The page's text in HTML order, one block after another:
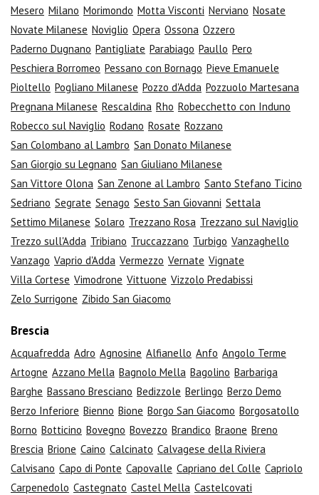
Mesero Milano Morimondo Motta Visconti Nerviano Nosate
Novate Milanese Noviglio Opera Ossona Ozzero
Paderno Dugnano Pantigliate Parabiago Paullo Pero
Peschiera Borromeo Pessano con Bornago Pieve Emanuele
Pioltello Pogliano Milanese Pozzo d'Adda Pozzuolo Martesana
Pregnana Milanese Rescaldina Rho Robecchetto con Induno
Robecco sul Naviglio Rodano Rosate Rozzano
San Colombano al Lambro San Donato Milanese
San Giorgio su Legnano San Giuliano Milanese
San Vittore Olona San Zenone al Lambro Santo Stefano Ticino
Sedriano Segrate Senago Sesto San Giovanni Settala
Settimo Milanese Solaro Trezzano Rosa Trezzano sul Naviglio
Trezzo sull'Adda Tribiano Truccazzano Turbigo Vanzaghello
Vanzago Vaprio d'Adda Vermezzo Vernate Vignate
Villa Cortese Vimodrone Vittuone Vizzolo Predabissi
Zelo Surrigone Zibido San Giacomo
Brescia
Acquafredda Adro Agnosine Alfianello Anfo Angolo Terme
Artogne Azzano Mella Bagnolo Mella Bagolino Barbariga
Barghe Bassano Bresciano Bedizzole Berlingo Berzo Demo
Berzo Inferiore Bienno Bione Borgo San Giacomo Borgosatollo
Borno Botticino Bovegno Bovezzo Brandico Braone Breno
Brescia Brione Caino Calcinato Calvagese della Riviera
Calvisano Capo di Ponte Capovalle Capriano del Colle Capriolo
Carpenedolo Castegnato Castel Mella Castelcovati